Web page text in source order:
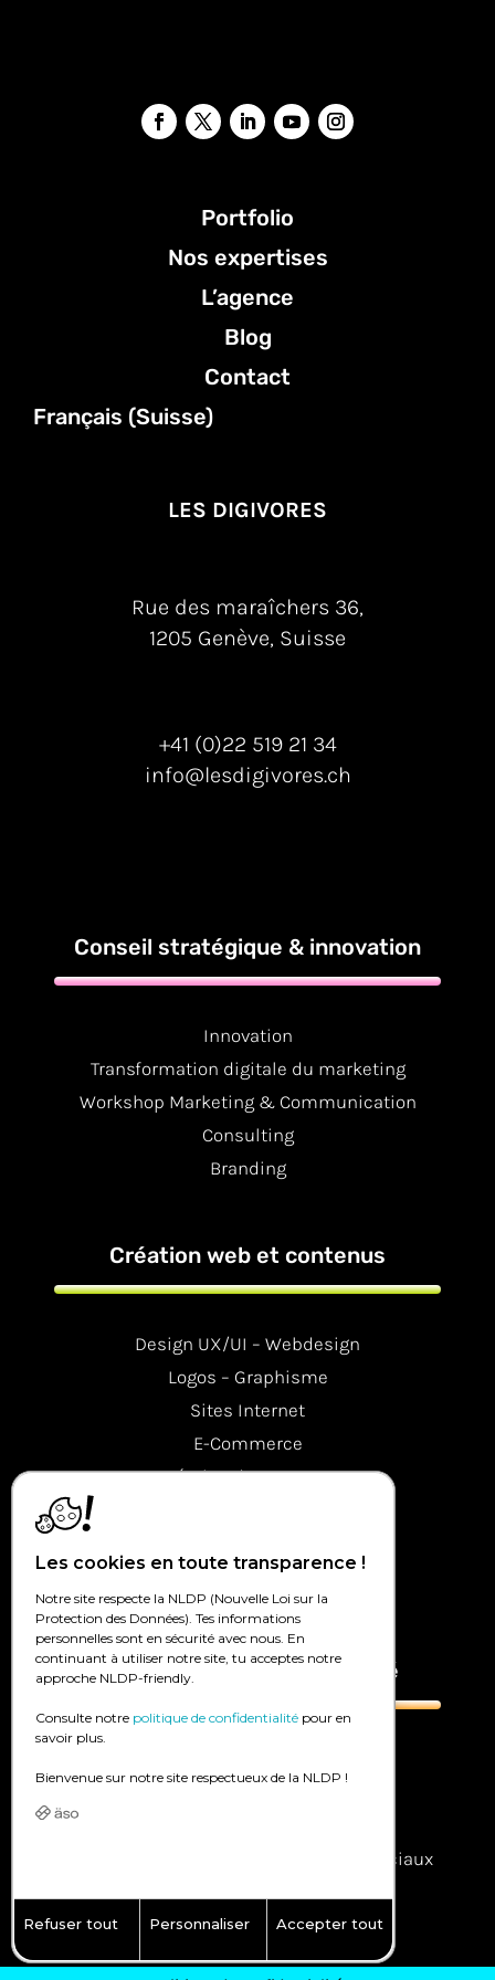
Les cookies en toute transparence !
Notre site respecte la NLDP (Nouvelle Loi sur la
Protection des Données). Tes informations
personnelles sont en sécurité avec nous. En
continuant à utiliser notre site, tu acceptes notre
approche NLDP-friendly.
Consulte notre politique de confidentialité pour en
savoir plus.
Bienvenue sur notre site respectueux de la NLDP !
Refuser tout Personnaliser Accepter tout
Portfolio
Nos expertises
L’agence
Blog
Contact
Français (Suisse)
LES DIGIVORES
Rue des maraîchers 36,
1205 Genève, Suisse
+41 (0)22 519 21 34
info@lesdigivores.ch
Conseil stratégique & innovation
Innovation
Transformation digitale du marketing
Workshop Marketing & Communication
Consulting
Branding
Création web et contenus
Design UX/UI – Webdesign
Logos – Graphisme
Sites Internet
E-Commerce
Création de contenus
Création de sites Internet à Genève
Création de sites Internet à Lausanne
Agence digitale en Valais
Marketing digital et publicité
Community management – réseaux sociaux